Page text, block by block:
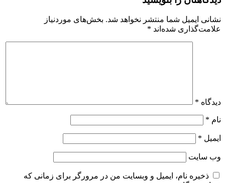
نشانی ایمیل شما منتشر نخواهد شد. بخش‌های موردنیاز
علامت‌گذاری شده‌اند *
دیدگاه *
نام *
ایمیل *
وب‌ سایت
ذخیره نام، ایمیل و وبسایت من در مرورگر برای زمانی که